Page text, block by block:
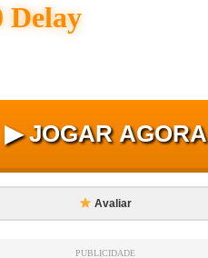
Delay
▶ JOGAR AGORA
Avaliar
PUBLICIDADE